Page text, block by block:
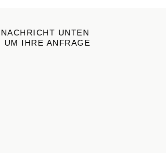
UNTEN
IHRE ANFRAGE